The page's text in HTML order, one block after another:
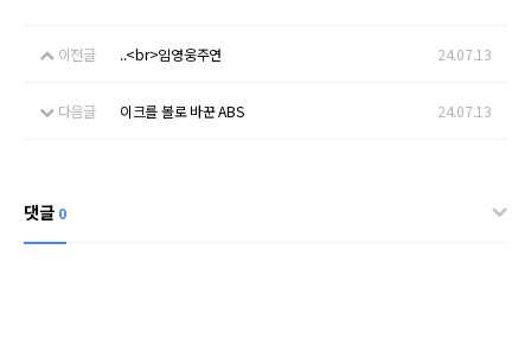
이전글 ..<br>임영웅주연 24.07.13
다음글 이크를 볼로 바꾼 ABS 24.07.13
댓글 0